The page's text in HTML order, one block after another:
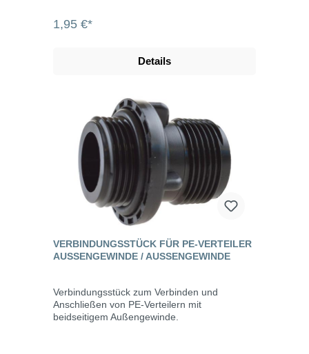
1,95 €*
Details
VERBINDUNGSSTÜCK FÜR PE-VERTEILER
AUSSENGEWINDE / AUSSENGEWINDE
Verbindungsstück zum Verbinden und
Anschließen von PE-Verteilern mit
beidseitigem Außengewinde.